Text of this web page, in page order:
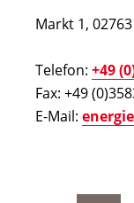
Markt 1,
Telefon: +49
Fax: +49
E-Mail: